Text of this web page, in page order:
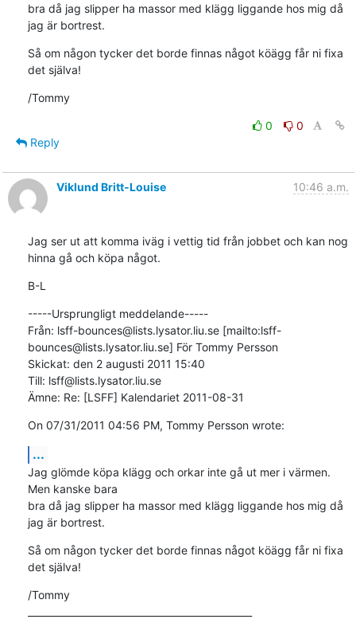
bra då jag slipper ha massor med klägg liggande hos mig då
jag är bortrest.
Så om någon tycker det borde finnas något köägg får ni fixa
det själva!
/Tommy
0
0
Reply
Viklund Britt-Louise 10:46 a.m.
Jag ser ut att komma iväg i vettig tid från jobbet och kan nog
hinna gå och köpa något.
B-L
-----Ursprungligt meddelande-----
Från: lsff-bounces@lists.lysator.liu.se [mailto:lsff-
bounces@lists.lysator.liu.se] För Tommy Persson
Skickat: den 2 augusti 2011 15:40
Till: lsff@lists.lysator.liu.se
Ämne: Re: [LSFF] Kalendariet 2011-08-31
On 07/31/2011 04:56 PM, Tommy Persson wrote:
...
Jag glömde köpa klägg och orkar inte gå ut mer i värmen.
Men kanske bara
bra då jag slipper ha massor med klägg liggande hos mig då
jag är bortrest.
Så om någon tycker det borde finnas något köägg får ni fixa
det själva!
/Tommy